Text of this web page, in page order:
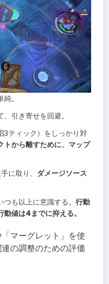
。
引き寄せを回避。
3ティック）をしっかり対
トから離すために、マップ
に取り、 ダメージソース
も以上に意識する。 行動
値は4までに抑える。
マーグレット」を使
の調整のための評価